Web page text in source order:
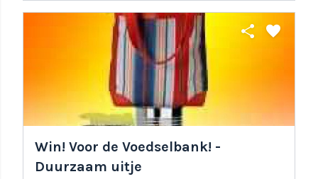
share favorite
Win! Voor de Voedselbank! -
Duurzaam uitje